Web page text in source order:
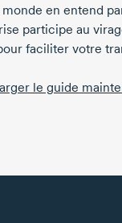
en entend
participe au
faciliter votre
le guide